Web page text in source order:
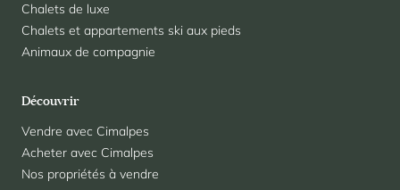
Chalets de luxe
Chalets et appartements ski aux pieds
Animaux de compagnie
Découvrir
Vendre avec Cimalpes
Acheter avec Cimalpes
Nos propriétés à vendre